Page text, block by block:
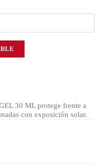
30 ML protege frente a
con exposición solar.